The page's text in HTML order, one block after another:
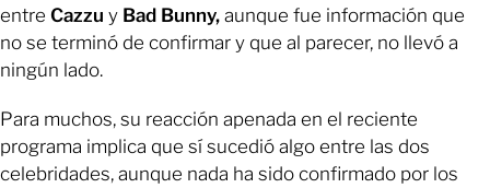
entre Cazzu y Bad Bunny, aunque fue información que
no se terminó de confirmar y que al parecer, no llevó a
ningún lado.
Para muchos, su reacción apenada en el reciente
programa implica que sí sucedió algo entre las dos
celebridades, aunque nada ha sido confirmado por los